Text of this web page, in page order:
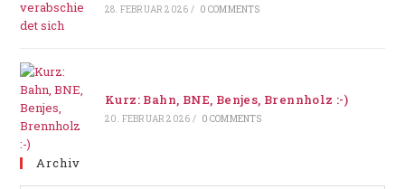
28. FEBRUAR 2026 / 0 COMMENTS
Kurz: Bahn, BNE, Benjes, Brennholz :-)
20. FEBRUAR 2026 / 0 COMMENTS
Archiv